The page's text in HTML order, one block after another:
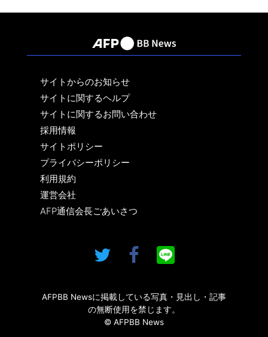
サイトからのお知らせ
サイトに関するヘルプ
サイトに関するお問い合わせ
採用情報
サイトポリシー
プライバシーポリシー
利用規約
運営会社
AFP通信会長ごあいさつ
AFPBB Newsに掲載している写真・見出し・記事
の無断使用を禁じます。
© AFPBB News